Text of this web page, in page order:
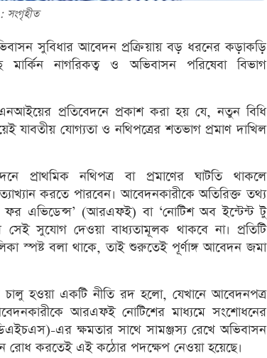
সংগৃহীত
সুবিধার আবেদন প্রক্রিয়ায় বড় ধরনের কড়াকড়ি
নাগরিকত্ব ও অভিবাসন পরিষেবা বিভাগ
প্রতিবেদনে প্রকাশ করা হয় যে, নতুন বিধি
যাবতীয় যোগ্যতা ও নথিপত্রের শতভাগ প্রমাণ দাখিল
প্রাথমিক নথিপত্র বা প্রমাণের ঘাটতি থাকলে
করতে পারবেন। আবেদনকারীকে অতিরিক্ত তথ্য
ফর এভিডেন্স’ (আরএফই) বা ‘নোটিশ অব ইন্টেন্ট টু
সুযোগ দেওয়া বাধ্যতামূলক থাকবে না। প্রতিটি
স্পষ্ট বলা থাকে, তাই শুরুতেই পূর্ণাঙ্গ আবেদন জমা
হওয়া একটি নীতি রদ হলো, যেখানে আবেদনপত্র
আরএফই নোটিশের মাধ্যমে সংশোধনের
এর ক্ষমতার সাথে সামঞ্জস্য রেখে অভিবাসন
রোধ করতেই এই কঠোর পদক্ষেপ নেওয়া হয়েছে।